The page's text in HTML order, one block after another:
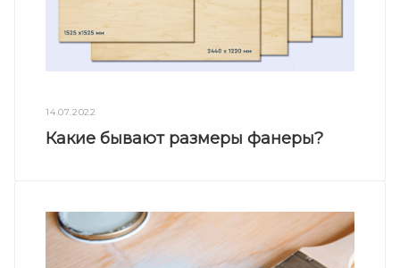
14.07.2022
Какие бывают размеры фанеры?